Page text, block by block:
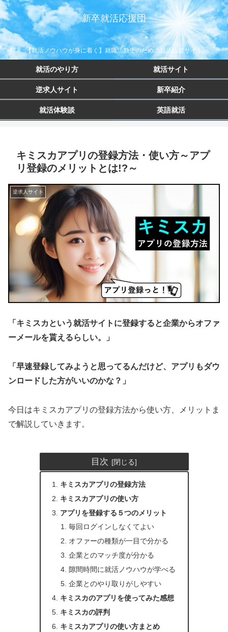
新卒就活応援団
【就活ノウハウが身に着く】就職活動生のための就活応援サイト
就活のやり方 就活サイト
逆求人サイト 新卒紹介
就活体験談 英語就活
キミスカアプリの登録方法・使い方～アプ
リ登録のメリットとは!?～
逆求人サイト
「キミスカという就活サイトに登録すると企業からオファ
ーメールを貰えるらしい。」
「早速登録してみようと思ってるんだけど、アプリもダウ
ンロードした方がいいのかな？」
今日はキミスカアプリの登録方法から使い方、メリットま
で解説していきます。
目次
キミスカアプリの登録方法
キミスカアプリの使い方
アプリを登録する５つのメリット
毎回ログインしなくてよい
オファーの種類が一目で分かる
企業とのマッチ度が分かる
隙間時間に就活ノウハウが学べる
企業とのやり取りがしやすい
キミスカのアプリを使ってみた感想
キミスカの評判
キミスカアプリの使い方まとめ